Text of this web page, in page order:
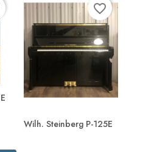
Wilh. Steinberg P-125E
favorite_border